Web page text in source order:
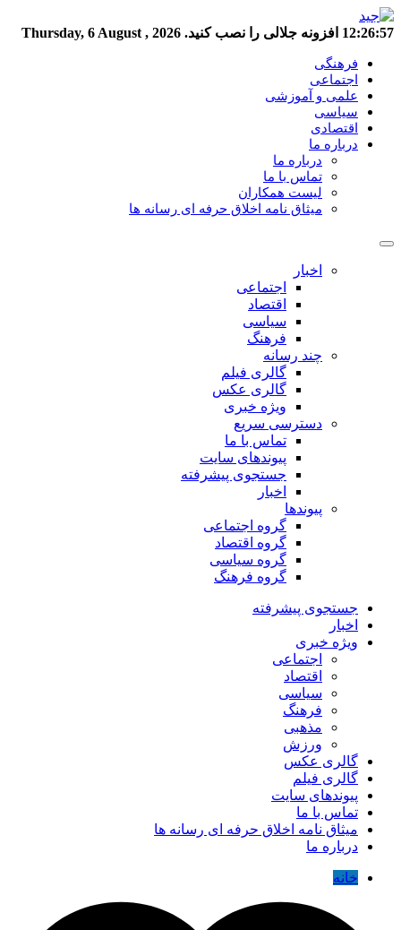
12:26:57 افزونه جلالی را نصب کنید. Thursday, 6 August , 2026
فرهنگی
اجتماعی
علمی و آموزشی
سیاسی
اقتصادی
درباره ما
درباره ما
تماس با ما
لیست همکاران
میثاق نامه اخلاق حرفه ای رسانه ها
اخبار
اجتماعی
اقتصاد
سیاسی
فرهنگ
چند رسانه
گالری فیلم
گالری عکس
ویژه خبری
دسترسی سریع
تماس با ما
پیوندهای سایت
جستجوی پیشرفته
اخبار
پیوندها
گروه اجتماعی
گروه اقتصاد
گروه سیاسی
گروه فرهنگ
جستجوی پیشرفته
اخبار
ویژه خبری
اجتماعی
اقتصاد
سیاسی
فرهنگ
مذهبی
ورزش
گالری عکس
گالری فیلم
پیوندهای سایت
تماس با ما
میثاق نامه اخلاق حرفه ای رسانه ها
درباره ما
خانه